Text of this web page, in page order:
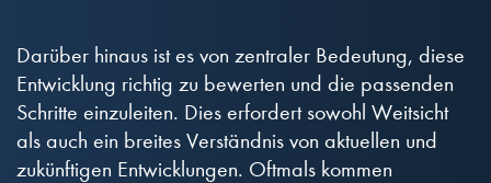
Darüber hinaus ist es von zentraler Bedeutung, diese
Entwicklung richtig zu bewerten und die passenden
Schritte einzuleiten. Dies erfordert sowohl Weitsicht
als auch ein breites Verständnis von aktuellen und
zukünftigen Entwicklungen. Oftmals kommen